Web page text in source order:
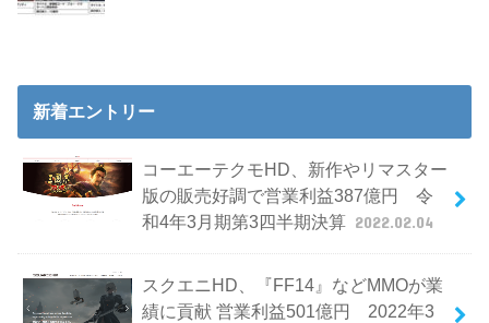
新着エントリー
コーエーテクモHD、新作やリマスター
版の販売好調で営業利益387億円 令
和4年3月期第3四半期決算 2022.02.04
スクエニHD、『FF14』などMMOが業
績に貢献 営業利益501億円 2022年3